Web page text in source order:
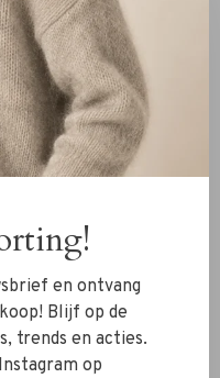
en subtiele gouden
klassiek parelmoer en
luxe uitstraling die
als een chique
armband comfortabel
vrouwelijke uitstraling
verfijning.
klassieke look of te
voor een moderne
en ontvang
Blijf op de
trends en acties.
op